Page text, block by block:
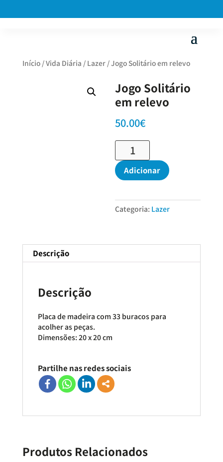
Início/Vida Diária / Lazer/ Jogo Solitário em relevo
Jogo Solitário
em relevo
50.00€
Quantidade
Jogo
Solitário
relevo
Adicionar
Categoria: Lazer
Descrição
Descrição
Placa de madeira com 33 buracos para
acolher as peças.
Dimensões: 20 x 20 cm
Partilhe nas redes sociais
Produtos Relacionados